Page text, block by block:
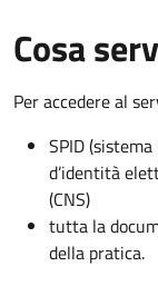
Cosa
Per accedere al
SPID
d’identità
(CNS)
tutta la
della pratica.